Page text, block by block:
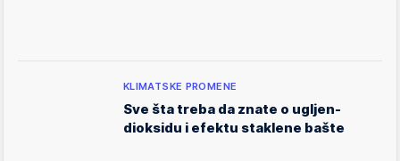
KLIMATSKE PROMENE
Sve šta treba da znate o ugljen-
dioksidu i efektu staklene bašte